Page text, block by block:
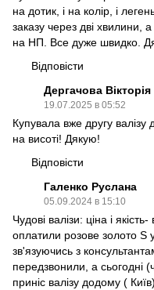
на дотик, і на колір, і
заказу через дві хвилини,
на НП. Все дуже швидко.
Відповісти
Дергачова Вікторія
19.07.2025 в 05:52
Купувала вже другу валізу
на висоті! Дякую!
Відповісти
Галенко Руслана
05.09.2024 в 15:10
Чудові валізи: ціна і
оплатили розове золото S
зв'язуючись з
передзвонили, а сьогодні
приніс валізу додому (